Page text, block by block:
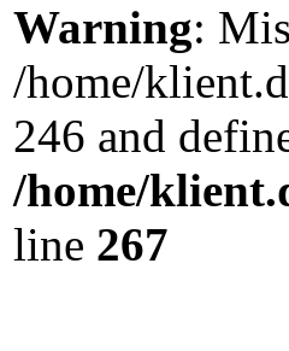
Warning:
/home/
246 and
/home/
line 267